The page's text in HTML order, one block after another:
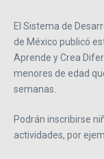
El Sistema de
de México publicó
Aprende y Crea
menores de edad
semanas.
Podrán inscribirse
actividades, por